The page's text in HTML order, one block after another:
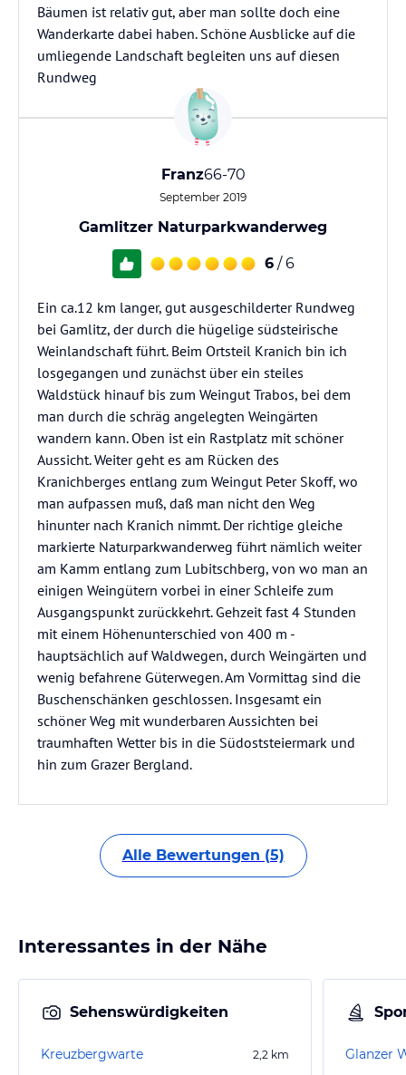
Bäumen ist relativ gut, aber man sollte doch eine
Wanderkarte dabei haben. Schöne Ausblicke auf die
umliegende Landschaft begleiten uns auf diesen
Rundweg
Franz66-70
September 2019
Gamlitzer Naturparkwanderweg
6 / 6
Ein ca.12 km langer, gut ausgeschilderter Rundweg
bei Gamlitz, der durch die hügelige südsteirische
Weinlandschaft führt. Beim Ortsteil Kranich bin ich
losgegangen und zunächst über ein steiles
Waldstück hinauf bis zum Weingut Trabos, bei dem
man durch die schräg angelegten Weingärten
wandern kann. Oben ist ein Rastplatz mit schöner
Aussicht. Weiter geht es am Rücken des
Kranichberges entlang zum Weingut Peter Skoff, wo
man aufpassen muß, daß man nicht den Weg
hinunter nach Kranich nimmt. Der richtige gleiche
markierte Naturparkwanderweg führt nämlich weiter
am Kamm entlang zum Lubitschberg, von wo man an
einigen Weingütern vorbei in einer Schleife zum
Ausgangspunkt zurückkehrt. Gehzeit fast 4 Stunden
mit einem Höhenunterschied von 400 m -
hauptsächlich auf Waldwegen, durch Weingärten und
wenig befahrene Güterwegen. Am Vormittag sind die
Buschenschänken geschlossen. Insgesamt ein
schöner Weg mit wunderbaren Aussichten bei
traumhaften Wetter bis in die Südoststeiermark und
hin zum Grazer Bergland.
Alle Bewertungen (5)
Interessantes in der Nähe
Sehenswürdigkeiten
Kreuzbergwarte 2,2 km Glanzer